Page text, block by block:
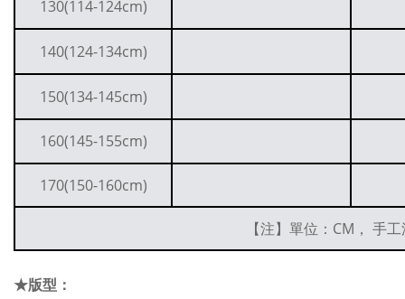
130(114-124cm)
140(124-134cm)
150(134-145cm)
160(145-155cm)
170(150-160cm)
【注】單位：CM， 手
★版型：